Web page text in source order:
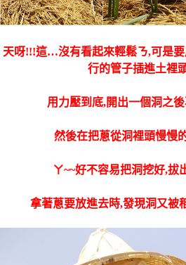
天呀!!!這…沒有看起來輕鬆ㄋ,可是
行的管子插進土裡
用力壓到底,開出一個洞之
然後在把蔥從洞裡頭慢慢
ㄚ~~好不容易把洞挖好,拔
拿著蔥要放進去時,發現洞又被